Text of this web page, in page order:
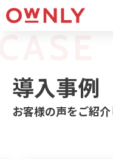
導入事例
お客様の声をご紹介